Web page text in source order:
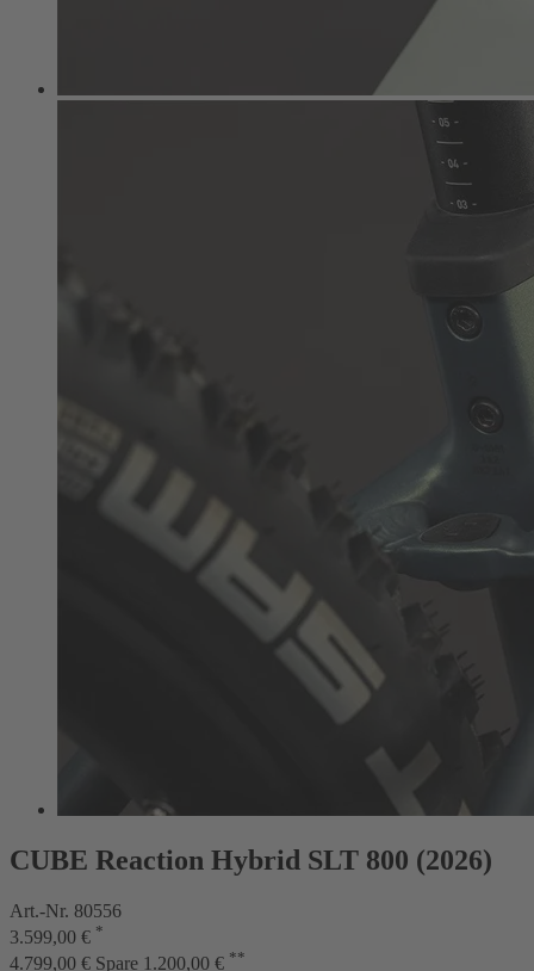
CUBE Reaction Hybrid SLT 800 (2026)
Art.-Nr. 80556
3.599,00 € *
4.799,00 € Spare 1.200,00 € **